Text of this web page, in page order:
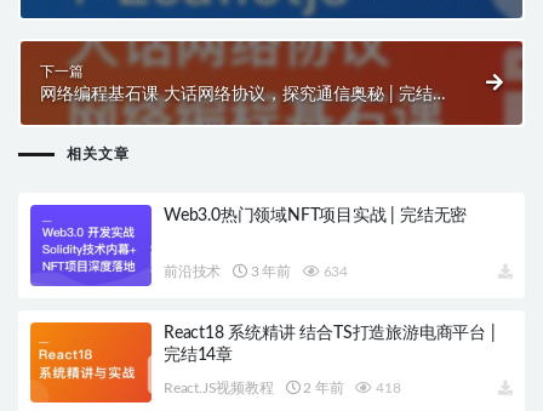
专家 | 完结8章
下一篇
网络编程基石课 大话网络协议，探究通信奥秘 | 完结
相关文章
Web3.0热门领域NFT项目实战 | 完结无密
前沿技术 3 年前 634
React18 系统精讲 结合TS打造旅游电商平台 |
完结14章
React.JS视频教程 2 年前 418